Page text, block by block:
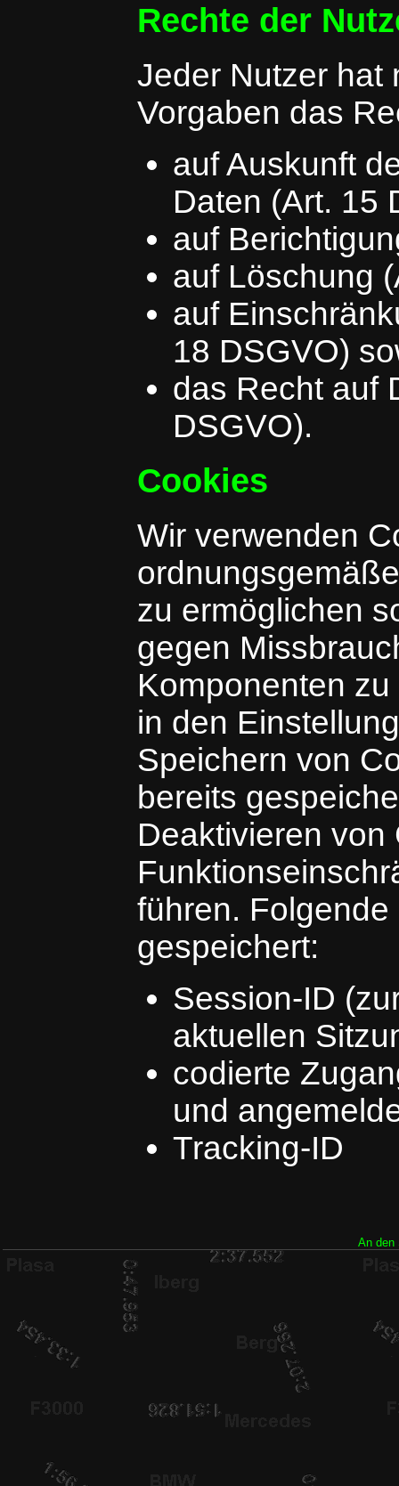
Rechte der
Jeder Nutzer hat
Vorgaben das
auf Auskunft
Daten (Art. 15
auf
auf Löschung
auf
18 DSGVO)
das Recht auf
DSGVO).
Cookies
Wir verwenden
zu ermöglichen
gegen
Komponenten
in den
Speichern von
bereits
Deaktivieren
führen.
gespeichert:
Session-ID
aktuellen
codierte
und
Tracking-ID
An den